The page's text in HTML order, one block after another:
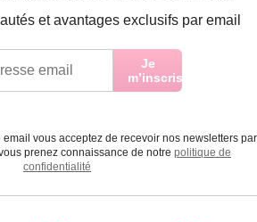
et avantages exclusifs par email
Je
m’inscris
vous acceptez de recevoir nos newsletters par
prenez connaissance de notre politique de
confidentialité